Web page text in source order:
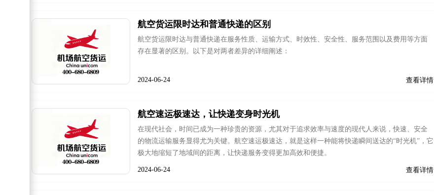
航空货运限时达和普通快递的区别
航空货运限时达与普通快递在服务性质、运输方式、时效性、安全性、服务范围以及费用等方面
存在显著的区别。以下是对两者差异的详细阐述：
2024-06-24 查看详情
航空速运极速达，让快递变身时光机
在现代社会，时间已成为一种珍贵的资源，尤其对于追求效率与速度的现代人来说，快速、安全
的物流运输服务显得尤为关键。航空速运极速达，就是这样一种能将快递瞬间送达的“时光机”，它
极大地缩短了地域间的距离，让快递服务变得更加高效和便捷。
2024-06-24 查看详情